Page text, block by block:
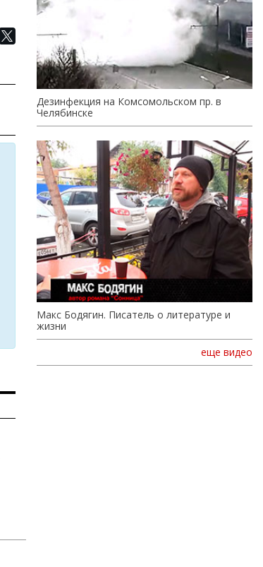
Дезинфекция на Комсомольском пр. в
Челябинске
Макс Бодягин. Писатель о литературе и
жизни
еще видео